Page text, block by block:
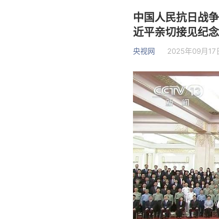
中国人民抗日战
近平亲切接见纪
央视网 2025年09月17